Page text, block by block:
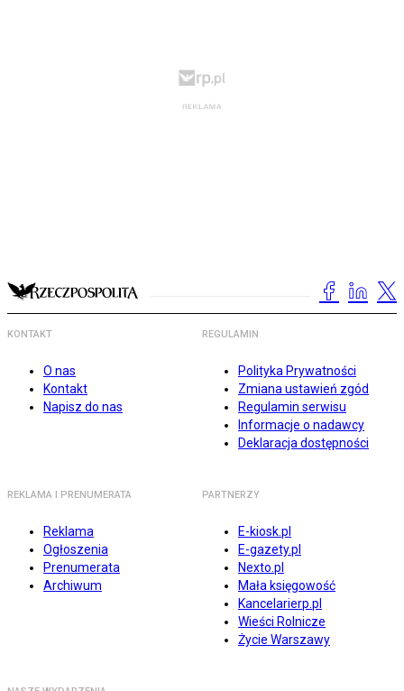
KONTAKT
O nas
Kontakt
Napisz do nas
REGULAMIN
Polityka Prywatności
Zmiana ustawień zgód
Regulamin serwisu
Informacje o nadawcy
Deklaracja dostępności
REKLAMA I PRENUMERATA
Reklama
Ogłoszenia
Prenumerata
Archiwum
PARTNERZY
E-kiosk.pl
E-gazety.pl
Nexto.pl
Mała księgowość
Kancelarierp.pl
Wieści Rolnicze
Życie Warszawy